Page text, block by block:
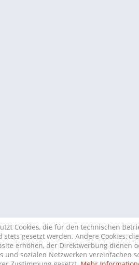
Cookies, die für den technischen
gesetzt werden. Andere Cookies,
erhöhen, der Direktwerbung dienen
und sozialen Netzwerken vereinfachen